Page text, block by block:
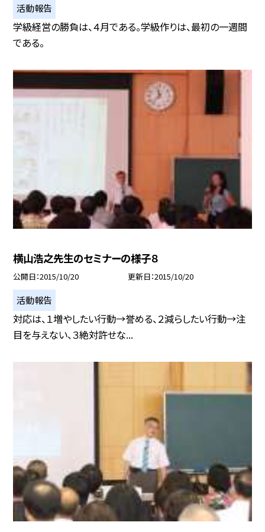
活動報告
学級経営の勝負は、４月である。学級作りは、最初の一週間
である。
横山浩之先生のセミナーの様子８
公開日 2015/10/20 更新日 2015/10/20
活動報告
対応は、１増やしたい行動→誉める、２減らしたい行動→注
目を与えない、３絶対許せな...